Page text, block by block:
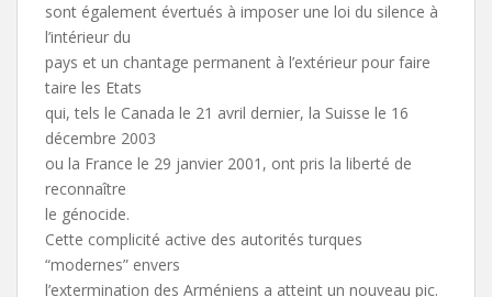
sont également évertués à imposer une loi du silence à
l’intérieur du
pays et un chantage permanent à l’extérieur pour faire
taire les Etats
qui, tels le Canada le 21 avril dernier, la Suisse le 16
décembre 2003
ou la France le 29 janvier 2001, ont pris la liberté de
reconnaître
le génocide.
Cette complicité active des autorités turques
“modernes” envers
l’extermination des Arméniens a atteint un nouveau pic.